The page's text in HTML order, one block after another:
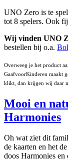
UNO Zero is te
tot 8 spelers. Ook
Wij vinden UNO
bestellen bij o.a.
Overweeg je het product
GaafvoorKinderen maakt
klikt, dan krijgen wij daar
Mooi en
Harmonies
Oh wat ziet dit
de kaarten en het
doos Harmonies en